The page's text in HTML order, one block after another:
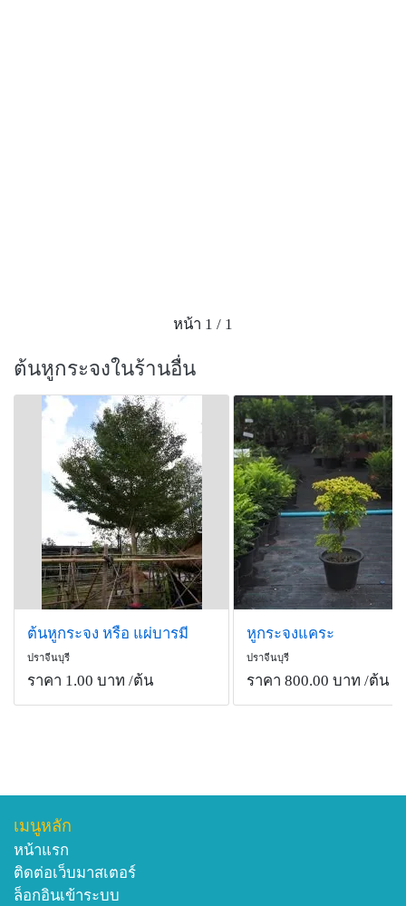
หน้า 1 / 1
ต้นหูกระจงในร้านอื่น
ต้นหูกระจง หรือ แผ่บารมี
ปราจีนบุรี
ราคา 1.00 บาท /ต้น
หูกระจงแคระ
ปราจีนบุรี
ราคา 800.00 บาท /ต้น
เมนูหลัก
หน้าแรก
ติดต่อเว็บมาสเตอร์
ล็อกอินเข้าระบบ